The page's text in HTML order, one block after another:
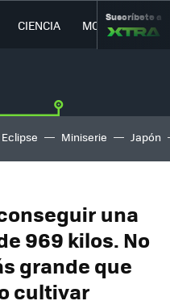
CIENCIA MOVILIDAD
Suscríbete a
Eclipse Miniserie Japón
una
969 kilos. No
grande que
cultivar